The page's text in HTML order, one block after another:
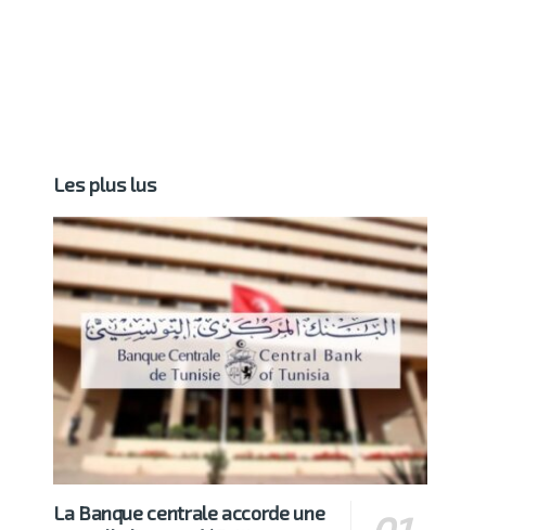
Les plus lus
La Banque centrale accorde une